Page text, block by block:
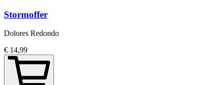
Stormoffer
Dolores Redondo
€ 14,99